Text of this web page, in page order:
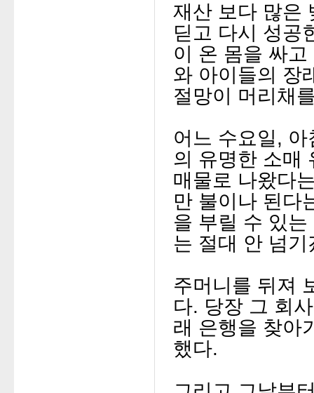
재산 보다 많은
딛고 다시 성공
이 온 몸을 싸고
와 아이들의 장
절망이 머리채
어느 수요일, 아
의 유명한 소매
매물로 나왔다
만 불이나 된다
을 부릴 수 있
는 절대 안 넘
주머니를 뒤져
다. 당장 그 회
래 은행을 찾아
했다.